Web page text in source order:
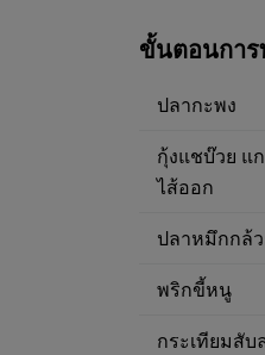
ขั้นตอนการ
ปลากะพง
กุ้งแชบ๊วย แ
ไส้ออก
ปลาหมึกกล้
พริกขี้หนู
กระเทียมสับ